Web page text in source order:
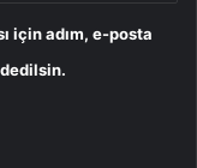
için adım, e-posta